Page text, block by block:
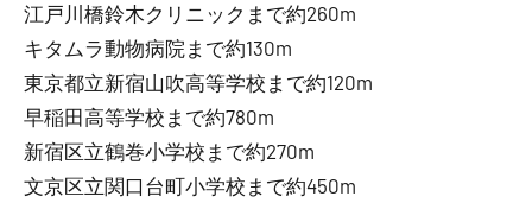
江戸川橋鈴木クリニックまで約260m
キタムラ動物病院まで約130m
東京都立新宿山吹高等学校まで約120m
早稲田高等学校まで約780m
新宿区立鶴巻小学校まで約270m
文京区立関口台町小学校まで約450m